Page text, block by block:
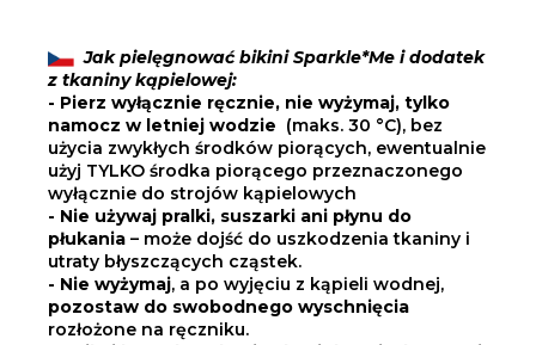
Jak pielęgnować bikini Sparkle*Me i dodatek
z tkaniny kąpielowej:
- Pierz wyłącznie ręcznie, nie wyżymaj, tylko
namocz w letniej wodzie (maks. 30 °C), bez
użycia zwykłych środków piorących, ewentualnie
użyj TYLKO środka piorącego przeznaczonego
wyłącznie do strojów kąpielowych
- Nie używaj pralki, suszarki ani płynu do
płukania – może dojść do uszkodzenia tkaniny i
utraty błyszczących cząstek.
- Nie wyżymaj, a po wyjęciu z kąpieli wodnej,
pozostaw do swobodnego wyschnięcia
rozłożone na ręczniku.